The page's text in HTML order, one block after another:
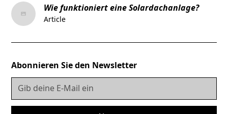
Wie funktioniert eine Solardachanlage?
Article
Abonnieren Sie den Newsletter